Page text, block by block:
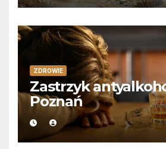
ZDROWIE
Zastrzyk
Poznań